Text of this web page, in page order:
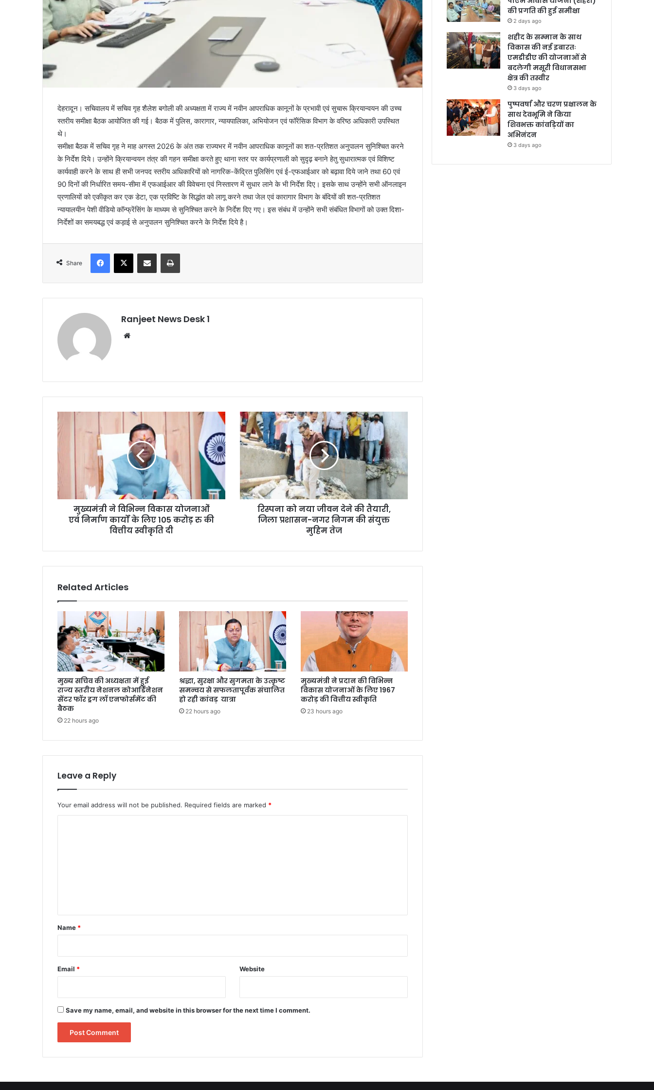
देहरादून। सचिवालय में सचिव गृह शैलेश बगोली की अध्यक्षता में राज्य में नवीन आपराधिक कानूनों के प्रभावी एवं सुचारू क्रियान्वयन की उच्च
स्तरीय समीक्षा बैठक आयोजित की गई। बैठक में पुलिस, कारागार, न्यायपालिका, अभियोजन एवं फॉरेंसिक विभाग के वरिष्ठ अधिकारी उपस्थित
थे।
समीक्षा बैठक में सचिव गृह ने माह अगस्त 2026 के अंत तक राज्यभर में नवीन आपराधिक कानूनों का शत-प्रतिशत अनुपालन सुनिश्चित करने
के निर्देश दिये। उन्होंने क्रियान्वयन तंत्र की गहन समीक्षा करते हुए थाना स्तर पर कार्यप्रणाली को सुदृढ़ बनाने हेतु सुधारात्मक एवं विशिष्ट
कार्यवाही करने के साथ ही सभी जनपद स्तरीय अधिकारियों को नागरिक-केंद्रित पुलिसिंग एवं ई-एफआईआर को बढ़ावा दिये जाने तथा 60 एवं
90 दिनों की निर्धारित समय-सीमा में एफआईआर की विवेचना एवं निस्तारण में सुधार लाने के भी निर्देश दिए। इसके साथ उन्होंने सभी ऑनलाइन
प्रणालियों को एकीकृत कर एक डेटा, एक प्रविष्टि के सिद्धांत को लागू करने तथा जेल एवं कारागार विभाग के बंदियों की शत-प्रतिशत
न्यायालयीन पेशी वीडियो कॉन्फ्रेंसिंग के माध्यम से सुनिश्चित करने के निर्देश दिए गए। इस संबंध में उन्होंने सभी संबंधित विभागों को उक्त दिशा-
निर्देशों का समयबद्ध एवं कड़ाई से अनुपालन सुनिश्चित करने के निर्देश दिये है।
Share
Ranjeet News Desk 1
मुख्यमंत्री ने विभिन्न विकास योजनाओं
एवं निर्माण कार्यों के लिए 105 करोड़ रु की
वित्तीय स्वीकृति दी
रिस्पना को नया जीवन देने की तैयारी,
जिला प्रशासन-नगर निगम की संयुक्त
मुहिम तेज
Related Articles
मुख्य सचिव की अध्यक्षता में हुई
राज्य स्तरीय नेशनल कोआर्डिनेशन
सेंटर फॉर ड्रग लॉ एनफोर्समेंट की
बैठक
22 hours ago
श्रद्धा, सुरक्षा और सुगमता के उत्कृष्ट
समन्वय से सफलतापूर्वक संचालित
हो रही कांवड़ यात्रा
22 hours ago
मुख्यमंत्री ने प्रदान की विभिन्न
विकास योजनाओं के लिए 1967
करोड़ की वित्तीय स्वीकृति
23 hours ago
Leave a Reply
Your email address will not be published. Required fields are marked *
*
Name *
Email * Website
Save my name, email, and website in this browser for the next time I comment.
की प्रगति की हुई समीक्षा
2 days ago
शहीद के सम्मान के साथ
विकास की नई इबारतः
एमडीडीए की योजनाओं से
बदलेगी मसूरी विधानसभा
क्षेत्र की तस्वीर
3 days ago
पुष्पवर्षा और चरण प्रक्षालन के
साथ देवभूमि ने किया
शिवभक्त कांवड़ियों का
अभिनंदन
3 days ago